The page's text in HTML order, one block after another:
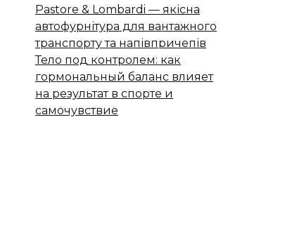
Pastore & Lombardi — якісна
автофурнітура для вантажного
транспорту та напівпричепів
Тело под контролем: как
гормональный баланс влияет
на результат в спорте и
самочувствие